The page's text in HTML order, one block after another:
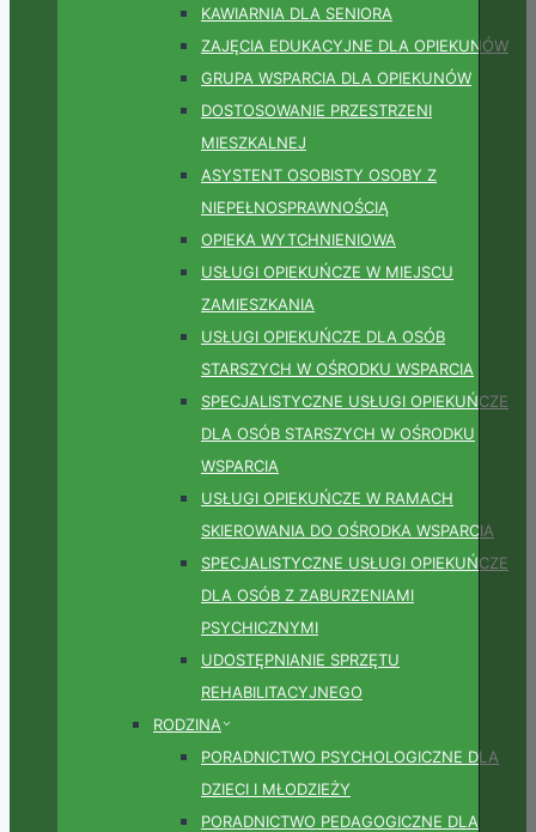
KAWIARNIA DLA SENIORA
ZAJĘCIA EDUKACYJNE DLA OPIEKUNÓW
GRUPA WSPARCIA DLA OPIEKUNÓW
DOSTOSOWANIE PRZESTRZENI
MIESZKALNEJ
ASYSTENT OSOBISTY OSOBY Z
NIEPEŁNOSPRAWNOŚCIĄ
OPIEKA WYTCHNIENIOWA
USŁUGI OPIEKUŃCZE W MIEJSCU
ZAMIESZKANIA
USŁUGI OPIEKUŃCZE DLA OSÓB
STARSZYCH W OŚRODKU WSPARCIA
SPECJALISTYCZNE USŁUGI OPIEKUŃCZE
DLA OSÓB STARSZYCH W OŚRODKU
WSPARCIA
USŁUGI OPIEKUŃCZE W RAMACH
SKIEROWANIA DO OŚRODKA WSPARCIA
SPECJALISTYCZNE USŁUGI OPIEKUŃCZE
DLA OSÓB Z ZABURZENIAMI
PSYCHICZNYMI
UDOSTĘPNIANIE SPRZĘTU
REHABILITACYJNEGO
RODZINA
PORADNICTWO PSYCHOLOGICZNE DLA
DZIECI I MŁODZIEŻY
PORADNICTWO PEDAGOGICZNE DLA